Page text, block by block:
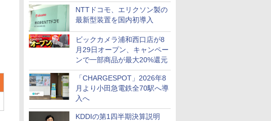
NTTドコモ、エリクソン製の
最新型装置を国内初導入
ビックカメラ浦和西口店が8
月29日オープン、キャンペー
ンで一部商品が最大20%還元
「CHARGESPOT」2026年8
月より小田急電鉄全70駅へ導
入へ
KDDIの第1四半期決算説明